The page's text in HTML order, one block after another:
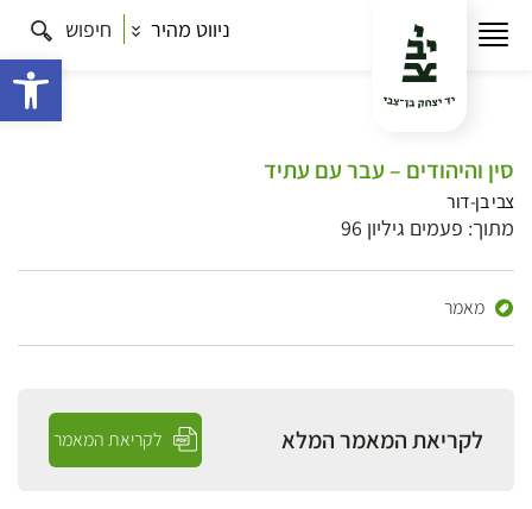
ניווט מהיר חיפוש
סין והיהודים – עבר עם עתיד
צבי בן-דור
מתוך: פעמים גיליון 96
מאמר
לקריאת המאמר המלא לקריאת המאמר